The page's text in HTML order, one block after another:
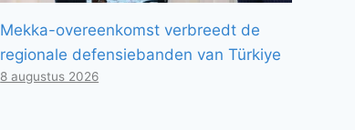
Mekka-overeenkomst verbreedt de
regionale defensiebanden van Türkiye
8 augustus 2026